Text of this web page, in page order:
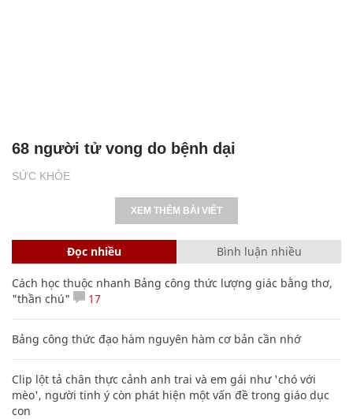
SỨC KHỎE
68 người tử vong do bệnh dại
XEM THÊM BÀI VIẾT
Đọc nhiều Bình luận nhiều
Cách học thuộc nhanh Bảng công thức lượng giác bằng thơ,
"thần chú"
17
Bảng công thức đạo hàm nguyên hàm cơ bản cần nhớ
Clip lột tả chân thực cảnh anh trai và em gái như 'chó với
mèo', người tinh ý còn phát hiện một vấn đề trong giáo dục
con